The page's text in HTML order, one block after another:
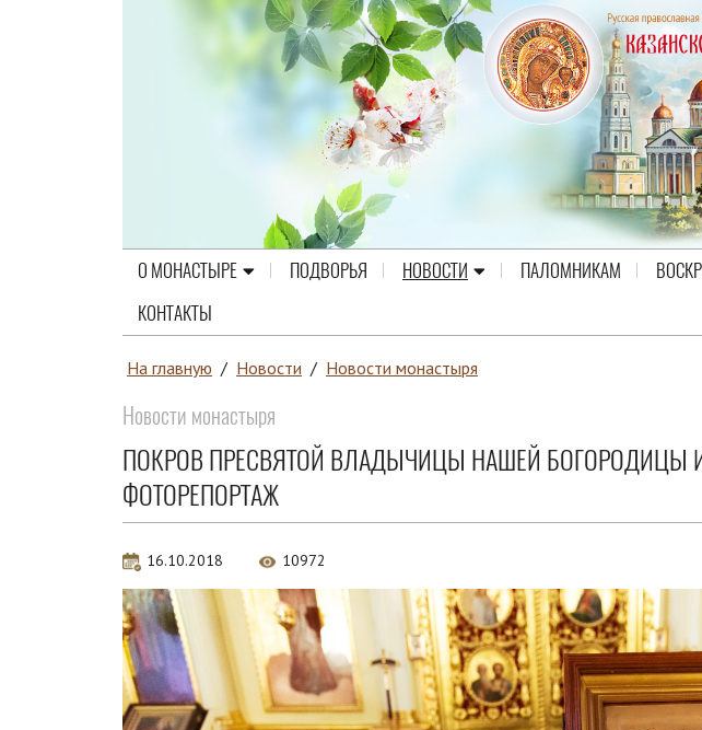
О МОНАСТЫРЕ ПОДВОРЬЯ НОВОСТИ ПАЛОМНИКАМ
КОНТАКТЫ
На главную / Новости / Новости монастыря
Новости монастыря
ПОКРОВ ПРЕСВЯТОЙ ВЛАДЫЧИЦЫ НАШЕЙ БОГОРОДИЦЫ
ФОТОРЕПОРТАЖ
16.10.2018 10972